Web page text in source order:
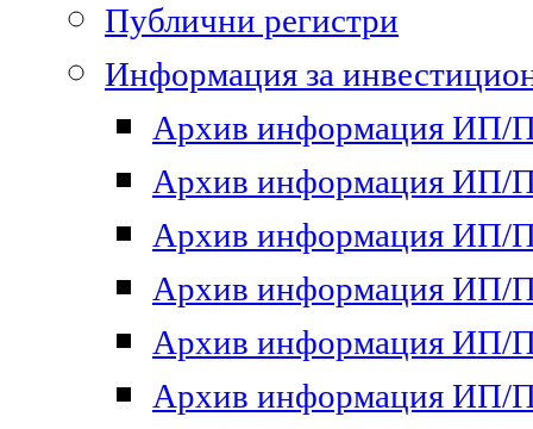
Публични регистри
Информация за
Архив информация ИП/
Архив информация ИП/
Архив информация ИП/
Архив информация ИП/
Архив информация ИП/
Архив информация ИП/